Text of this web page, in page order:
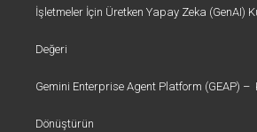
İşletmeler İçin Üretken Yapay Zeka (GenAI)
Değeri
Gemini Enterprise Agent Platform (GEAP) –
Dönüştürün